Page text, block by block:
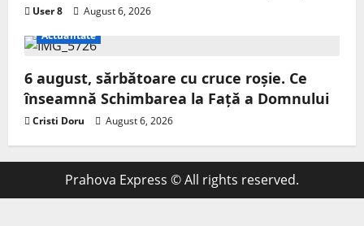
User 8
August 6, 2026
Actualitate
6 august, sărbătoare cu cruce roșie. Ce
înseamnă Schimbarea la Față a Domnului
Cristi Doru August 6, 2026
Prahova Express © All rights reserved.